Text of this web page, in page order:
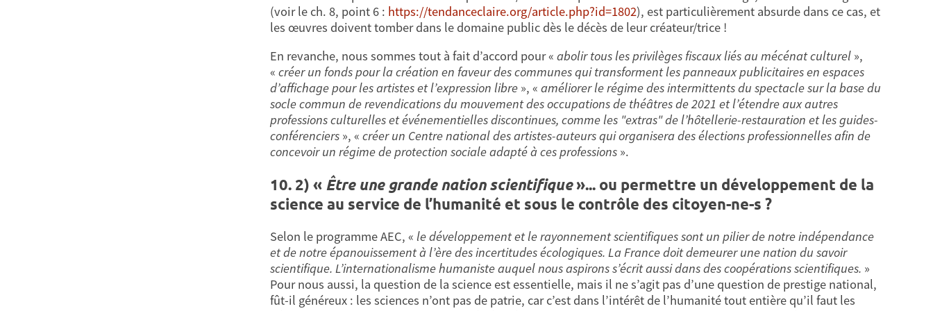
(voir le ch. 8, point 6 : https://tendanceclaire.org/article.php?id=1802), est particulièrement absurde dans ce cas, et
les œuvres doivent tomber dans le domaine public dès le décès de leur créateur/trice !
En revanche, nous sommes tout à fait d’accord pour « abolir tous les privilèges fiscaux liés au mécénat culturel »,
« créer un fonds pour la création en faveur des communes qui transforment les panneaux publicitaires en espaces
d’affichage pour les artistes et l’expression libre », « améliorer le régime des intermittents du spectacle sur la base du
socle commun de revendications du mouvement des occupations de théâtres de 2021 et l’étendre aux autres
professions culturelles et événementielles discontinues, comme les "extras" de l’hôtellerie-restauration et les guides-
conférenciers», « créer un Centre national des artistes-auteurs qui organisera des élections professionnelles afin de
concevoir un régime de protection sociale adapté à ces professions ».
10. 2) « Être une grande nation scientifique»... ou permettre un développement de la
science au service de l’humanité et sous le contrôle des citoyen-ne-s ?
Selon le programme AEC, « le développement et le rayonnement scientifiques sont un pilier de notre indépendance
et de notre épanouissement à l’ère des incertitudes écologiques. La France doit demeurer une nation du savoir
scientifique. L’internationalisme humaniste auquel nous aspirons s’écrit aussi dans des coopérations scientifiques. »
Pour nous aussi, la question de la science est essentielle, mais il ne s’agit pas d’une question de prestige national,
fût-il généreux : les sciences n’ont pas de patrie, car c’est dans l’intérêt de l’humanité tout entière qu’il faut les